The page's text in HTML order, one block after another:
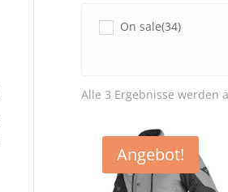
On sale(34)
Alle 3 Ergebnisse werden
Angebot!